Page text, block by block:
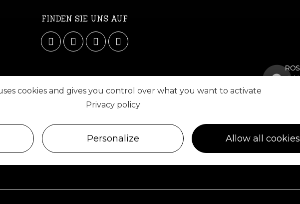
FINDEN SIE UNS AUF
cookies and gives you control over what you want to activate
Privacy policy
Allow all cookies
Personalize